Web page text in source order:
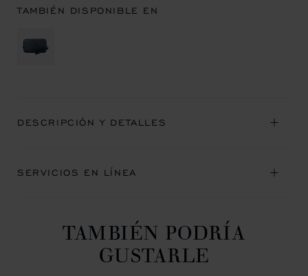
TAMBIÉN DISPONIBLE EN
DESCRIPCIÓN Y DETALLES
SERVICIOS EN LÍNEA
TAMBIÉN PODRÍA
GUSTARLE